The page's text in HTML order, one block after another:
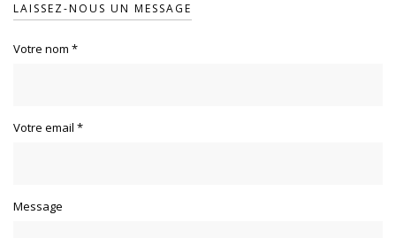
LAISSEZ-NOUS UN MESSAGE
Votre nom *
Votre email *
Message